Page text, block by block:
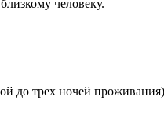
человеку.
трех ночей